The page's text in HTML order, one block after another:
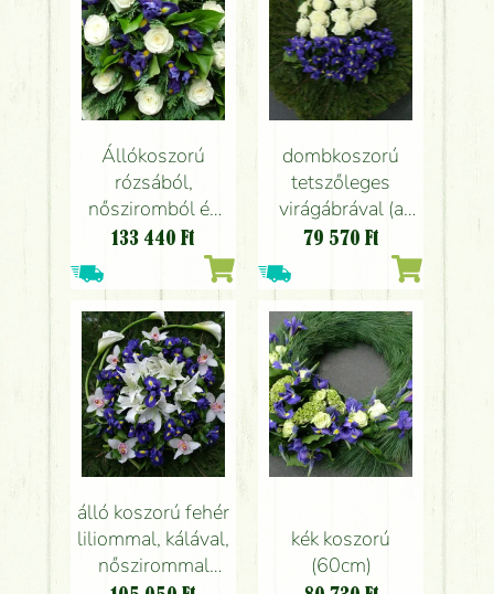
Állókoszorú
rózsából,
nősziromból és
kálából (1,2m)
133 440 Ft
dombkoszorú
tetszőleges
virágábrával (a
példa hajót
ábrázol) (1m)
79 570 Ft
álló koszorú fehér
liliommal, kálával,
nőszirommal
kék koszorú
(60cm)